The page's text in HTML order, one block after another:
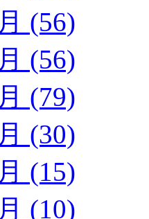
(56)
(56)
(79)
(30)
(15)
(10)